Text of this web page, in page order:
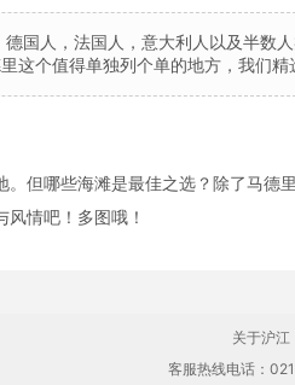
德国人，法国人，意大利人以及半数
这个值得单独列个单的地方，我们精
。但哪些海滩是最佳之选？除了马德
情吧！多图哦！
关于沪江
客服热线电话：